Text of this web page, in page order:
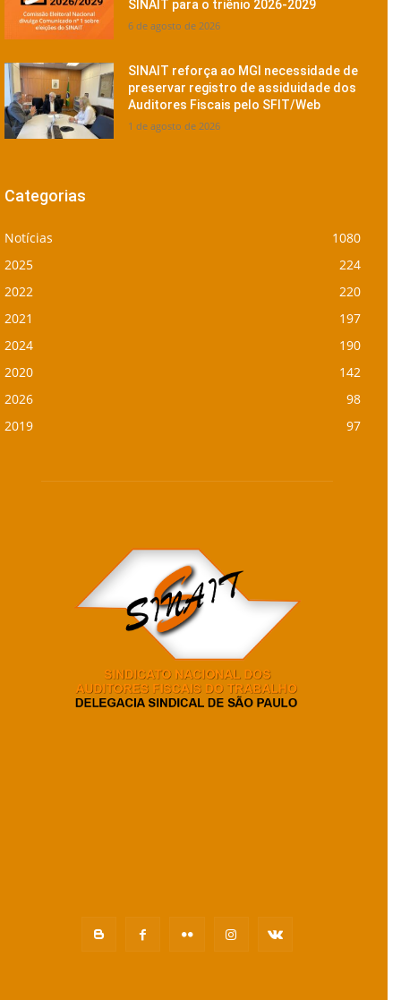
SINAIT para o triênio 2026-2029
6 de agosto de 2026
SINAIT reforça ao MGI necessidade de
preservar registro de assiduidade dos
Auditores Fiscais pelo SFIT/Web
1 de agosto de 2026
Categorias
Notícias
1080
2025
224
2022
220
2021
197
2024
190
2020
142
2026
98
2019
97